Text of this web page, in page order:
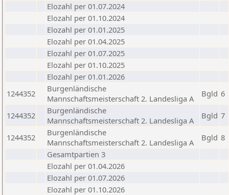
Elozahl per 01.07.2024
Elozahl per 01.10.2024
Elozahl per 01.01.2025
Elozahl per 01.04.2025
Elozahl per 01.07.2025
Elozahl per 01.10.2025
Elozahl per 01.01.2026
1244352
Burgenländische
Mannschaftsmeisterschaft 2. Landesliga A
Bgld 6
1244352
Burgenländische
Mannschaftsmeisterschaft 2. Landesliga A
Bgld 7
1244352
Burgenländische
Mannschaftsmeisterschaft 2. Landesliga A
Bgld 8
Gesamtpartien 3
Elozahl per 01.04.2026
Elozahl per 01.07.2026
Elozahl per 01.10.2026